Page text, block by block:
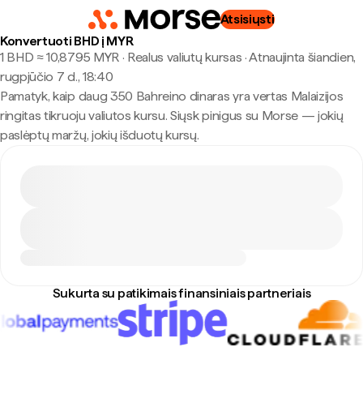
Atsisiųsti
Konvertuoti BHD į MYR
1 BHD ≈ 10,8795 MYR · Realus valiutų kursas ·Atnaujinta šiandien,
rugpjūčio 7 d., 18:40
Pamatyk, kaip daug 350 Bahreino dinaras yra vertas Malaizijos
ringitas tikruoju valiutos kursu. Siųsk pinigus su Morse — jokių
paslėptų maržų, jokių išduotų kursų.
Sukurta su patikimais finansiniais partneriais